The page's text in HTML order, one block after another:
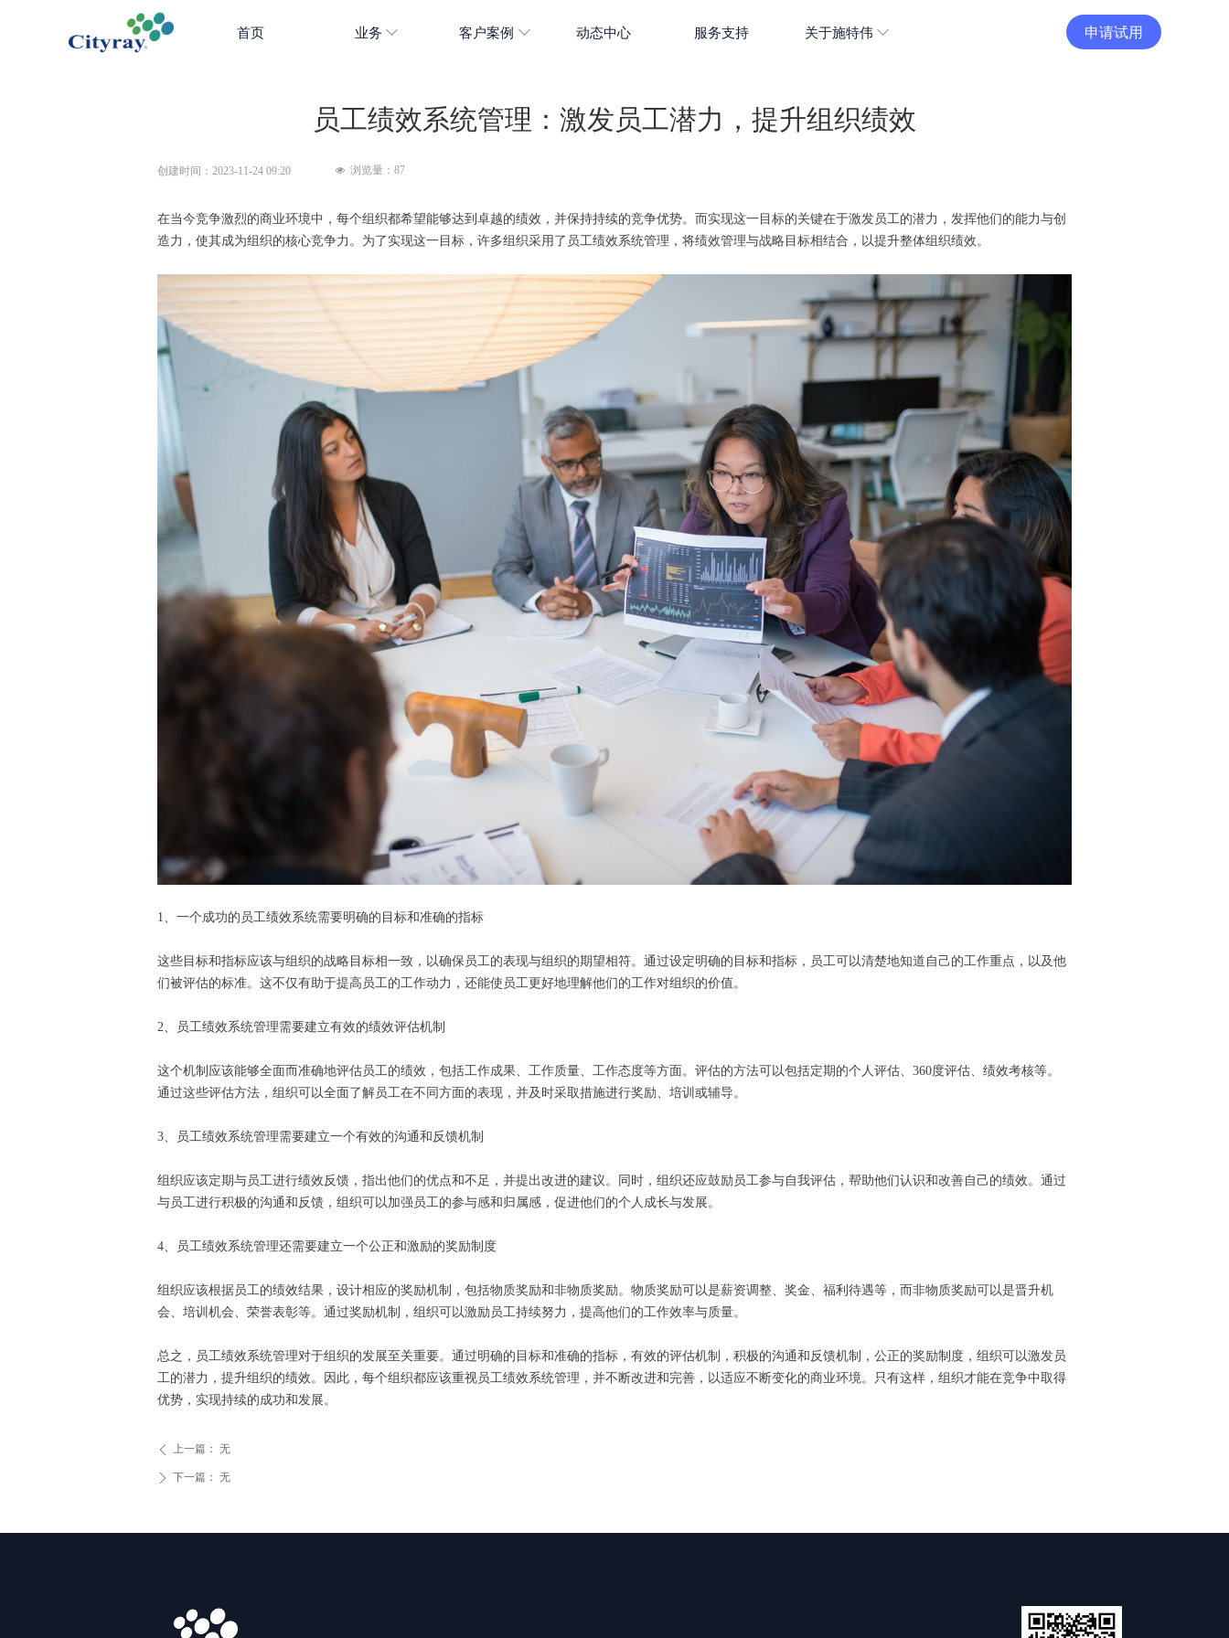
首页 业务 客户案例 动态中心 服务支持 关于施特伟 申请试用
员工绩效系统管理：激发员工潜力，提升组织绩效
在当今竞争激烈的商业环境中，每个组织都希望能够达到卓越的绩效，并保持持续的竞争优势。而实现这一目标的关键在于激发员工的潜力，发挥他们的能力与创
造力，使其成为组织的核心竞争力。为了实现这一目标，许多组织采用了员工绩效系统管理，将绩效管理与战略目标相结合，以提升整体组织绩效。
1、一个成功的员工绩效系统需要明确的目标和准确的指标
这些目标和指标应该与组织的战略目标相一致，以确保员工的表现与组织的期望相符。通过设定明确的目标和指标，员工可以清楚地知道自己的工作重点，以及他
们被评估的标准。这不仅有助于提高员工的工作动力，还能使员工更好地理解他们的工作对组织的价值。
2、员工绩效系统管理需要建立有效的绩效评估机制
这个机制应该能够全面而准确地评估员工的绩效，包括工作成果、工作质量、工作态度等方面。评估的方法可以包括定期的个人评估、360度评估、绩效考核等。
通过这些评估方法，组织可以全面了解员工在不同方面的表现，并及时采取措施进行奖励、培训或辅导。
3、员工绩效系统管理需要建立一个有效的沟通和反馈机制
组织应该定期与员工进行绩效反馈，指出他们的优点和不足，并提出改进的建议。同时，组织还应鼓励员工参与自我评估，帮助他们认识和改善自己的绩效。通过
与员工进行积极的沟通和反馈，组织可以加强员工的参与感和归属感，促进他们的个人成长与发展。
4、员工绩效系统管理还需要建立一个公正和激励的奖励制度
组织应该根据员工的绩效结果，设计相应的奖励机制，包括物质奖励和非物质奖励。物质奖励可以是薪资调整、奖金、福利待遇等，而非物质奖励可以是晋升机
会、培训机会、荣誉表彰等。通过奖励机制，组织可以激励员工持续努力，提高他们的工作效率与质量。
总之，员工绩效系统管理对于组织的发展至关重要。通过明确的目标和准确的指标，有效的评估机制，积极的沟通和反馈机制，公正的奖励制度，组织可以激发员
工的潜力，提升组织的绩效。因此，每个组织都应该重视员工绩效系统管理，并不断改进和完善，以适应不断变化的商业环境。只有这样，组织才能在竞争中取得
优势，实现持续的成功和发展。
ꄴ 上一篇： 无
ꄲ 下一篇： 无
创建时间： 2023-11-24 09:20 넶 浏览量： 87